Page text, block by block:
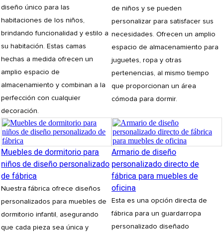
diseño único para las
habitaciones de los niños,
brindando funcionalidad y estilo a
su habitación. Estas camas
hechas a medida ofrecen un
amplio espacio de
almacenamiento y combinan a la
perfección con cualquier
decoración.
de niños y se pueden
personalizar para satisfacer sus
necesidades. Ofrecen un amplio
espacio de almacenamiento para
juguetes, ropa y otras
pertenencias, al mismo tiempo
que proporcionan un área
cómoda para dormir.
Muebles de dormitorio para
niños de diseño personalizado
de fábrica
Nuestra fábrica ofrece diseños
personalizados para muebles de
dormitorio infantil, asegurando
que cada pieza sea única y
Armario de diseño
personalizado directo de
fábrica para muebles de
oficina
Esta es una opción directa de
fábrica para un guardarropa
personalizado diseñado